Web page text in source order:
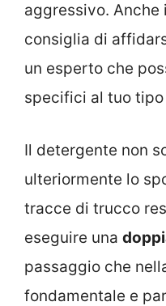
aggressivo. Anche
consiglia di
un esperto che
specifici al tuo
Il detergente non
ulteriormente lo
tracce di trucco
eseguire una
passaggio che
fondamentale e